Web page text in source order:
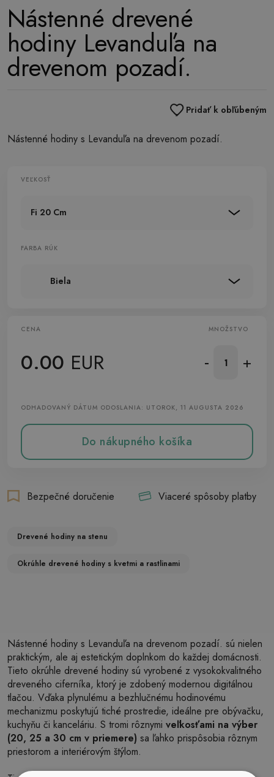
Nástenné drevené
hodiny Levanduľa na
drevenom pozadí.
Pridať k obľúbeným
Nástenné hodiny s Levanduľa na drevenom pozadí.
VEĽKOSŤ
Fi 20 Cm
FARBA RÚK
Biela
CENA
0.00 EUR
MNOŽSTVO
- +
ODHADOVANÝ DÁTUM ODOSLANIA: UTOROK, 11 AUGUSTA 2026
Do nákupného košíka
Bezpečné doručenie Viaceré spôsoby platby
Drevené hodiny na stenu
Okrúhle drevené hodiny s kvetmi a rastlinami
Nástenné hodiny s Levanduľa na drevenom pozadí. sú nielen
praktickým, ale aj estetickým doplnkom do každej domácnosti.
Tieto okrúhle drevené hodiny sú vyrobené z vysokokvalitného
dreveného ciferníka, ktorý je zdobený modernou digitálnou
tlačou. Vďaka plynulému a bezhlučnému hodinovému
mechanizmu poskytujú tiché prostredie, ideálne pre obývačku,
kuchyňu či kanceláriu. S tromi rôznymi veľkosťami na výber
(20, 25 a 30 cm v priemere) sa ľahko prispôsobia rôznym
priestorom a interiérovým štýlom.